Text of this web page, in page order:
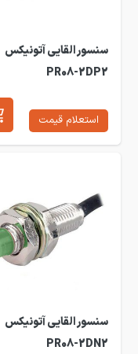
سنسور القایی آتونیکس
PR08-2DP2
استعلام قیمت
سنسور القایی آتونیکس
PR08-2DN2